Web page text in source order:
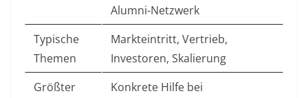
Alumni-Netzwerk
Typische
Themen
Markteintritt, Vertrieb,
Investoren, Skalierung
Größter
Konkrete Hilfe bei